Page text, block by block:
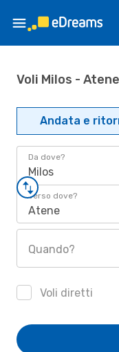
Voli Milos -
Andata e
Da dove?
Milos
Verso dove?
Atene
Quando?
Voli diretti